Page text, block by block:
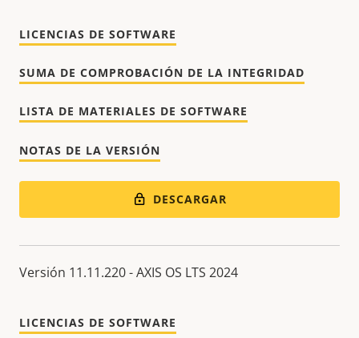
LICENCIAS DE SOFTWARE
SUMA DE COMPROBACIÓN DE LA INTEGRIDAD
LISTA DE MATERIALES DE SOFTWARE
NOTAS DE LA VERSIÓN
DESCARGAR
Versión 11.11.220 - AXIS OS LTS 2024
LICENCIAS DE SOFTWARE